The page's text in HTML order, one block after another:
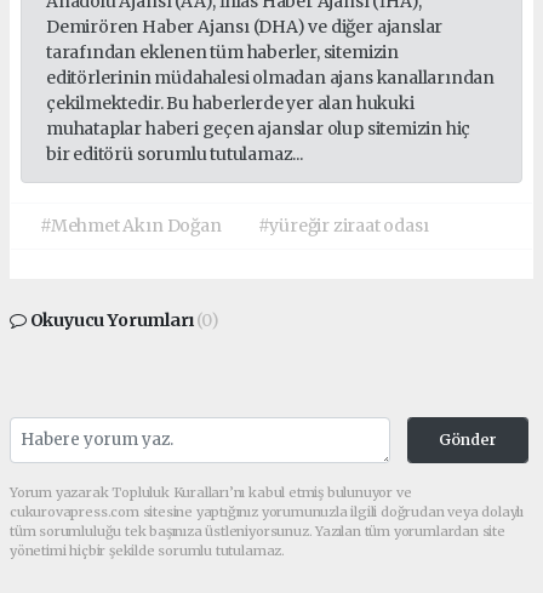
Demirören Haber Ajansı (DHA) ve diğer ajanslar
tarafından eklenen tüm haberler, sitemizin
editörlerinin müdahalesi olmadan ajans kanallarından
çekilmektedir. Bu haberlerde yer alan hukuki
muhataplar haberi geçen ajanslar olup sitemizin hiç
bir editörü sorumlu tutulamaz...
#Mehmet Akın Doğan #yüreğir ziraat odası
Okuyucu Yorumları(0)
Gönder
Yorum yazarak Topluluk Kuralları’nı kabul etmiş bulunuyor ve
cukurovapress.com sitesine yaptığınız yorumunuzla ilgili doğrudan veya dolaylı
tüm sorumluluğu tek başınıza üstleniyorsunuz. Yazılan tüm yorumlardan site
yönetimi hiçbir şekilde sorumlu tutulamaz.